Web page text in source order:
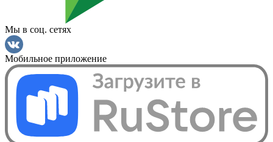
Мы в соц. сетях
Мобильное приложение